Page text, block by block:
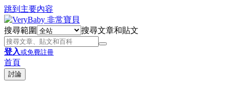
跳到主要內容
搜尋範圍 搜尋文章和貼文
登入或免費註冊
首頁
討論